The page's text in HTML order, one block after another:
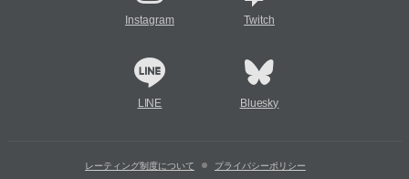
Instagram Twitch
LINE Bluesky
レーティング制度について プライバシーポリシー